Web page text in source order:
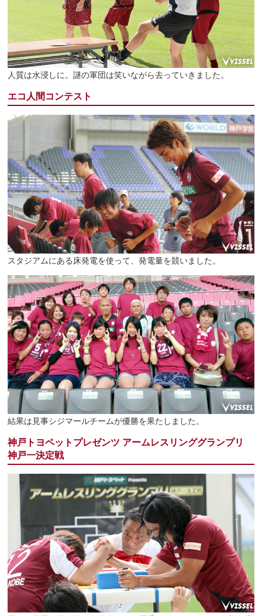
人質は水浸しに。謎の軍団は笑いながら去っていきました。
エコ人間コンテスト
スタジアムにある床発電を使って、発電量を競いました。
結果は見事シジマールチームが優勝を果たしました。
神戸トヨペットプレゼンツ アームレスリンググランプリ
神戸一決定戦